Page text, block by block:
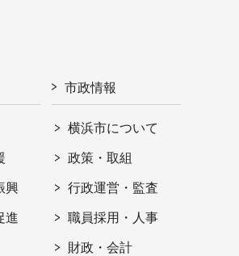
興
進
市政情報
横浜市について
政策・取組
行政運営・監査
職員採用・人事
財政・会計